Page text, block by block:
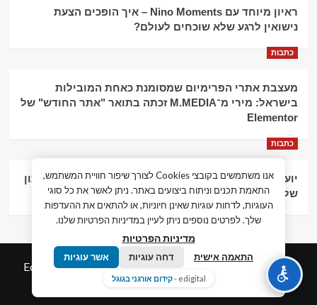
ראיון מיוחד עם Nino Moments – איך הופכים הצעת
נישואין לרגע שלא שוכחים לעולם?
כתבות
מעצבת אתרי הפרימיום שמסומנת כאחת המובילות
בישראל: מירי מ־M.MEDIA זכתה בתואר "אתר החודש" של
Elementor
כתבות
יועץ עסקי וליווי פיננסי – הדרך לצמיחה כלכלית וניהול נכון
של העסק
© כל הזכויות שמורות חדשות המאה ה-21 |
Edigital.co.ilby
אלימלך דיגיטל.
אנו משתמשים בקובצי Cookies לצורך שיפור חוויית המשתמש,
התאמת תכנים וניתוח ביצועים באתר. ניתן לאשר את כל סוגי
העוגיות, לדחות עוגיות שאינן חיוניות, או להתאים את ההעדפות
שלך. לפרטים נוספים ניתן לעיין במדיניות הפרטיות שלנו.
מדיניות הפרטיות
התאמה אישית דחה עוגיות אשר עוגיות
edigital - קידום אורגני בגוגל